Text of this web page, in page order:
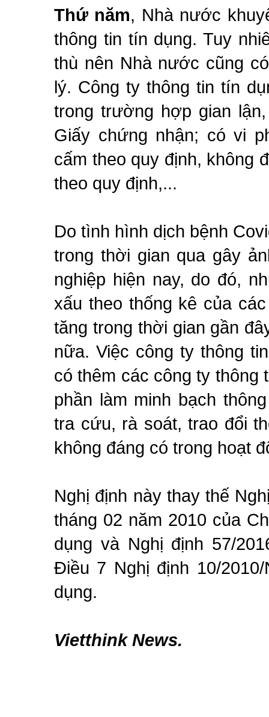
Thứ năm, Nhà nước
thông tin tín dụng. Tuy
thù nên Nhà nước cũng
lý. Công ty thông tin tín
trong trường hợp gian
Giấy chứng nhận; có vi
cấm theo quy định, không
theo quy định,...
Do tình hình dịch bệnh
trong thời gian qua gây
nghiệp hiện nay, do đó,
xấu theo thống kê của
tăng trong thời gian gần
nữa. Việc công ty thông
có thêm các công ty thông
phần làm minh bạch
tra cứu, rà soát, trao đổi
không đáng có trong hoạt
Nghị định này thay thế
tháng 02 năm 2010 của
dụng và Nghị định 57/
Điều 7 Nghị định 10/
dụng.
Vietthink News.